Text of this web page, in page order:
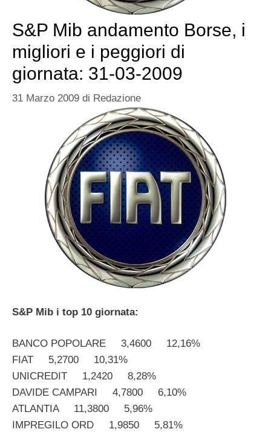
S&P Mib andamento Borse, i
migliori e i peggiori di
giornata: 31-03-2009
31 Marzo 2009 di Redazione
S&P Mib i top 10 giornata:
BANCO POPOLARE 3,4600 12,16%
FIAT 5,2700 10,31%
UNICREDIT 1,2420 8,28%
DAVIDE CAMPARI 4,7800 6,10%
ATLANTIA 11,3800 5,96%
IMPREGILO ORD 1,9850 5,81%